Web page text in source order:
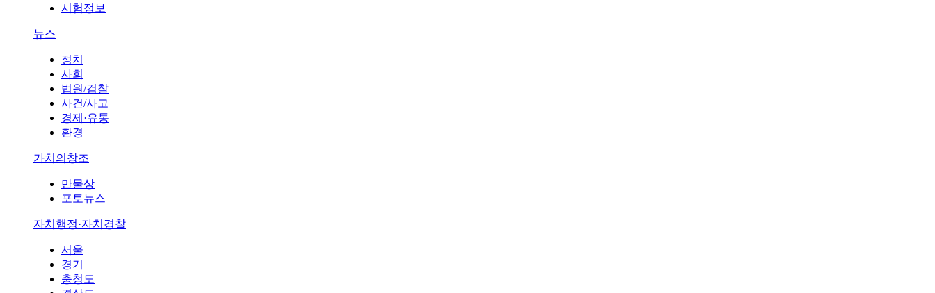
시험정보
뉴스
정치
사회
법원/검찰
사건/사고
경제·유통
환경
가치의창조
만물상
포토뉴스
자치행정·자치경찰
서울
경기
충청도